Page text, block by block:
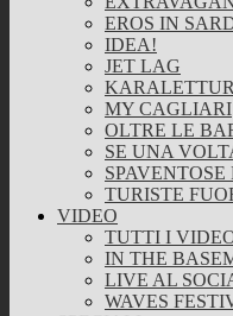
EROS IN
IDEA!
JET LAG
MY CAGLIARI
OLTRE LE
SE UNA
TURISTE
VIDEO
TUTTI I
IN THE
LIVE AL
WAVES